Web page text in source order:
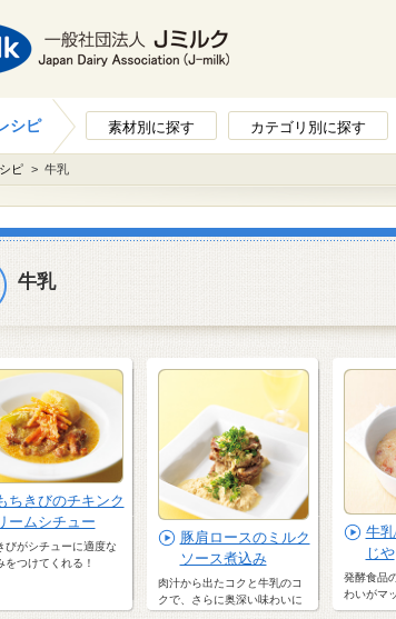
シピ 素材別に探す カテゴリ別に探す
ピ > 牛乳
牛乳
ちきびのチキンク
ームシチュー
びがシチューに適度な
をつけてくれる！
豚肩ロースのミルク
ソース煮込み
肉汁から出たコクと牛乳のコ
クで、さらに奥深い味わいに
牛
じや
発酵食品
わいがマ